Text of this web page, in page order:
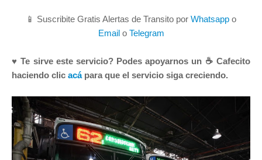
📱 Suscribite Gratis Alertas de Transito por Whatsapp o
Emailo Telegram
♥ Te sirve este servicio? Podes apoyarnos un ☕ Cafecito
haciendo clic acápara que el servicio siga creciendo.